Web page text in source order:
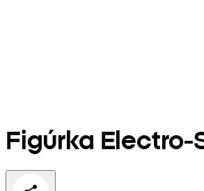
Figúrka Electro-